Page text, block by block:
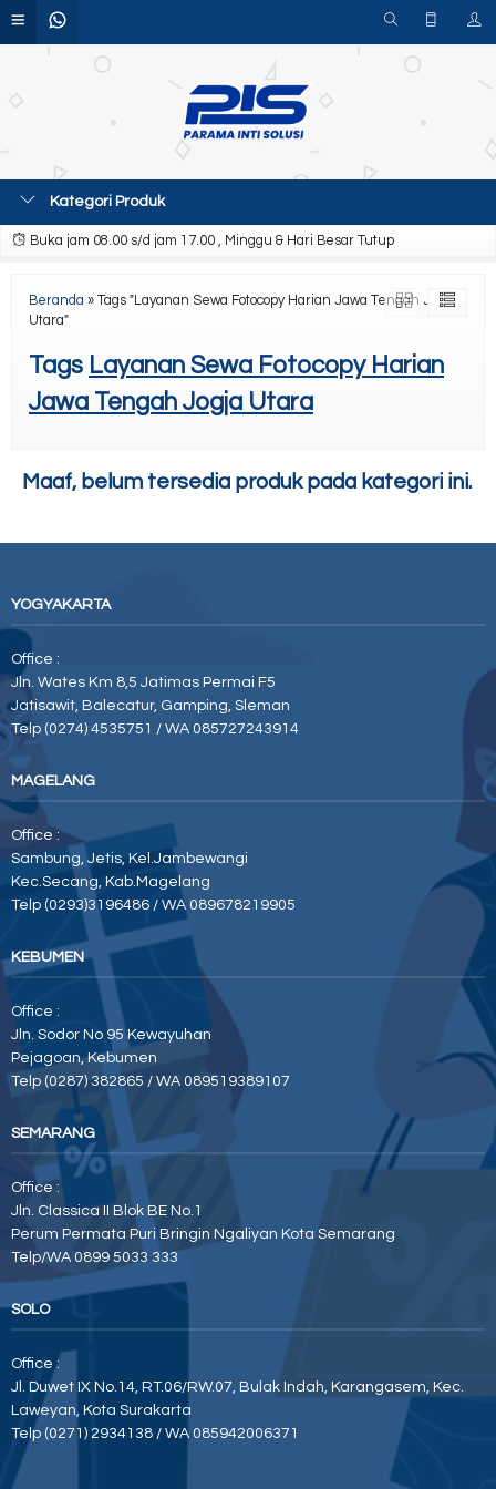
Kategori Produk
Buka jam 08.00 s/d jam 17.00 , Minggu & Hari Besar Tutup
Beranda » Tags "Layanan Sewa Fotocopy Harian Jawa Tengah Jogja
Utara"
Tags Layanan Sewa Fotocopy Harian
Jawa Tengah Jogja Utara
Maaf, belum tersedia produk pada kategori ini.
YOGYAKARTA
Office :
Jln. Wates Km 8,5 Jatimas Permai F5
Jatisawit, Balecatur, Gamping, Sleman
Telp (0274) 4535751 / WA 085727243914
MAGELANG
Office :
Sambung, Jetis, Kel.Jambewangi
Kec.Secang, Kab.Magelang
Telp (0293)3196486 / WA 089678219905
KEBUMEN
Office :
Jln. Sodor No 95 Kewayuhan
Pejagoan, Kebumen
Telp (0287) 382865 / WA 089519389107
SEMARANG
Office :
Jln. Classica II Blok BE No.1
Perum Permata Puri Bringin Ngaliyan Kota Semarang
Telp/WA 0899 5033 333
SOLO
Office :
Jl. Duwet IX No.14, RT.06/RW.07, Bulak Indah, Karangasem, Kec.
Laweyan, Kota Surakarta
Telp (0271) 2934138 / WA 085942006371